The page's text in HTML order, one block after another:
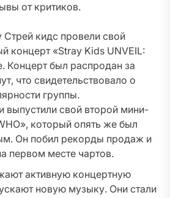
от критиков.
Стрей кидс провели свой
концерт «Stray Kids UNVEIL:
Концерт был распродан за
что свидетельствовало о
группы.
выпустили свой второй мини-
который опять же был
Он побил рекорды продаж и
первом месте чартов.
активную концертную
новую музыку. Они стали